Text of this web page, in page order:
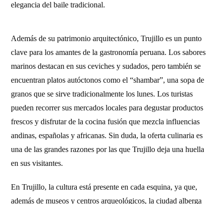
elegancia del baile tradicional.
Además de su patrimonio arquitectónico, Trujillo es un punto
clave para los amantes de la gastronomía peruana. Los sabores
marinos destacan en sus ceviches y sudados, pero también se
encuentran platos autóctonos como el “shambar”, una sopa de
granos que se sirve tradicionalmente los lunes. Los turistas
pueden recorrer sus mercados locales para degustar productos
frescos y disfrutar de la cocina fusión que mezcla influencias
andinas, españolas y africanas. Sin duda, la oferta culinaria es
una de las grandes razones por las que Trujillo deja una huella
en sus visitantes.
En Trujillo, la cultura está presente en cada esquina, ya que,
además de museos y centros arqueológicos, la ciudad alberga